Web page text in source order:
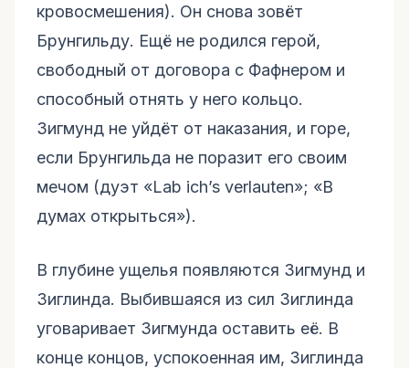
кровосмешения). Он снова зовёт
Брунгильду. Ещё не родился герой,
свободный от договора с Фафнером и
способный отнять у него кольцо.
Зигмунд не уйдёт от наказания, и горе,
если Брунгильда не поразит его своим
мечом (дуэт «Lab ich’s verlauten»; «В
думах открыться»).
В глубине ущелья появляются Зигмунд и
Зиглинда. Выбившаяся из сил Зиглинда
уговаривает Зигмунда оставить её. В
конце концов, успокоенная им, Зиглинда